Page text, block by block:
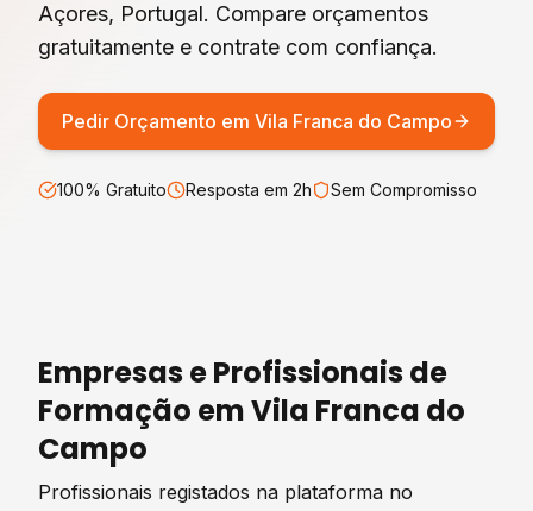
Açores, Portugal. Compare orçamentos
gratuitamente e contrate com confiança.
Pedir Orçamento em Vila Franca do Campo
100% Gratuito Resposta em 2h Sem Compromisso
Empresas e Profissionais de
Formação emVila Franca do
Campo
Profissionais registados na plataforma no